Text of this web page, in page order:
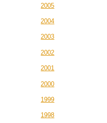
2005
2004
2003
2002
2001
2000
1999
1998